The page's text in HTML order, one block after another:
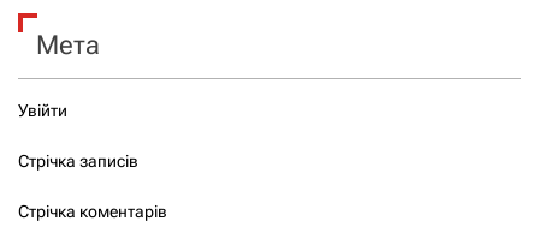
Мета
Увійти
Стрічка записів
Стрічка коментарів